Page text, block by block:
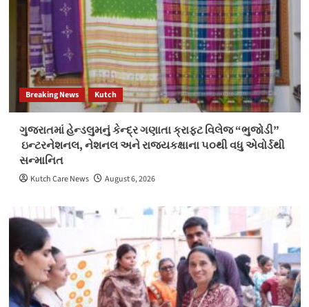
Breaking News Kutch
ગુજરાતમાં હેન્ડલુમનું કેન્દ્ર ગણાતા ક્રાફ્ટ વિલેજ “ભુજોડી”
ઇન્ટરનેશનલ, નેશનલ અને રાજ્યકક્ષાના ૫૦થી વધુ એવોર્ડથી
સન્માનિત
Kutch Care News August 6, 2026